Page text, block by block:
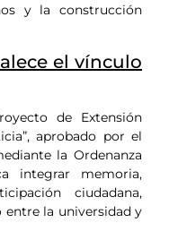
y la construcción
el vínculo
de Extensión
aprobado por el
la Ordenanza
integrar memoria,
ciudadana,
la universidad y